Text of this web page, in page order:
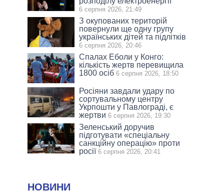
6 серпня 2026, 21:49
З окупованих територій
повернули ще одну групу
українських дітей та підлітків
6 серпня 2026, 20:46
Спалах Еболи у Конго:
кількість жертв перевищила
1800 осіб 6 серпня 2026, 18:50
Росіяни завдали удару по
сортувальному центру
Укрпошти у Павлограді, є
жертви 6 серпня 2026, 19:30
Зеленський доручив
підготувати «спеціальну
санкційну операцію» проти
росії 6 серпня 2026, 20:41
НОВИНИ